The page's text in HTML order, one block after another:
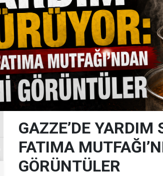
GAZZE’DE YARDIM
FATIMA
GÖRÜNTÜLER